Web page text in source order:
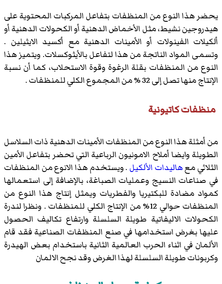
يحضر هذا النوع من المنظفات بتفاعل المركبات المحتوية على
هيدروجين نشيط، مثل الأخماض الدهنية أو الكحولات الدهنية أو
ألكيلات الفينولات أو الأمينات الدهنية مع أكسيد الايثيلين .
وتسمى المواد الناتجة من هذا لتفاعل بالأيثوكسلات. ويتميز هذا
النوع من المنظفات بقلة الرغوة وقوة الاستحلاب، كما أن نسبة
الإنتاج منها تصل إلى 32 % من المجموع الكلي للمنظفات .
منظفات كاتيونية
من أمثلة هذا النوع من المنظفات الأمينات الدهنية ذات السلاسل
الطويلة وايضا أملاح الامونيون الرباعية التي تحضر بتفاعل الأمين
الثلاثي معهاليدات الألكيل . ويستخدم هذا الانوع من المنظفات
في صناعات النسيج وعمليات الصباغة، بالإضافة إلى استعمالها
كمواد مضادة للبكتيريا والفطريات ويمثل إنتاج هذا النوع من
المنظفات حوالي 12% من الإنتاج الكلي للمنظفات . ونظرا لندرة
الكحولات الاليفاتية طويلة السلسلة وارتفاع تكاليف الحصول
عليها بغرض استخدامها في صنع المنظفات الصناعية فقد قام
الألمان في اثناء الحرب العالمية الثانية باستخدام بعض الهيدرة
وكربونات طويلة السلسلة لهذا الغرض وقد نجح الالمان